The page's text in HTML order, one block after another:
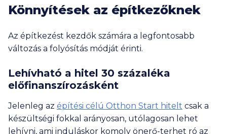
Könnyítések az építkezőknek
Az építkezést kezdők számára a legfontosabb
változás a folyósítás módját érinti.
Lehívható a hitel 30 százaléka
előfinanszírozásként
Jelenleg az építési célú Otthon Start hitelt csak a
készültségi fokkal arányosan, utólagosan lehet
lehívni, ami induláskor komoly önerő-terhet ró az